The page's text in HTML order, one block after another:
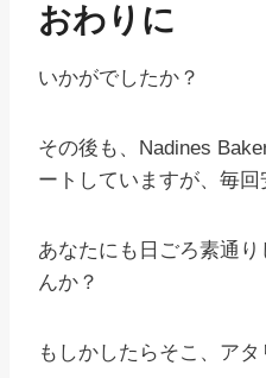
おわりに
いかがでしたか？
その後も、Nadines
ートしていますが、毎
あなたにも日ごろ素通
んか？
もしかしたらそこ、アタ